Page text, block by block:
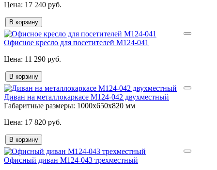
17 240 руб.
В корзину
Офисное кресло для посетителей М124-041
11 290 руб.
В корзину
Диван на металлокаркасе М124-042 двухместный
Габаритные размеры: 1000х650х820 мм
17 820 руб.
В корзину
Офисный диван М124-043 трехместный